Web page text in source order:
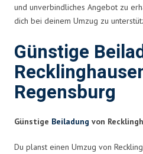
und unverbindliches Angebot zu
dich bei deinem Umzug zu
Günstige
Regensburg
Günstige Beiladung von
Du planst einen Umzug von